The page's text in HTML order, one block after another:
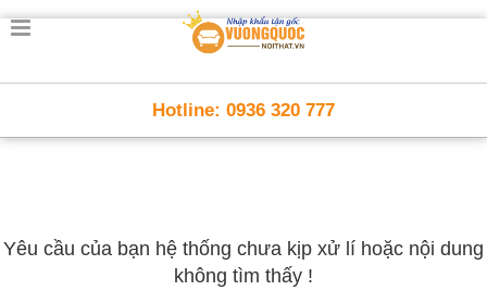
Hotline: 0936 320 777
Yêu cầu của bạn hệ thống chưa kịp xử lí hoặc nội dung
không tìm thấy !